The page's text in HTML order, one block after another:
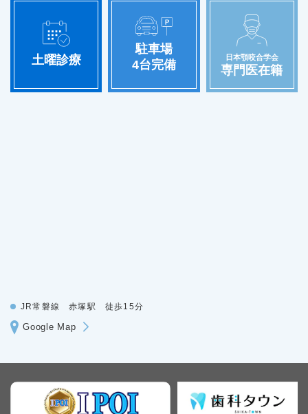
土曜診療
駐車場
4台完備
日本顎咬合学会
専門医在籍
JR常磐線 赤塚駅 徒歩15分
Google Map